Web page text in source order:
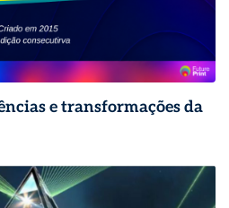
e transformações da